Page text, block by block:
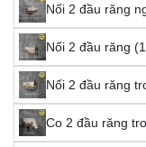
Nối 2 đầu răng
Nối 2 đầu răng
Nối 2 đầu răng
Co 2 đầu răng